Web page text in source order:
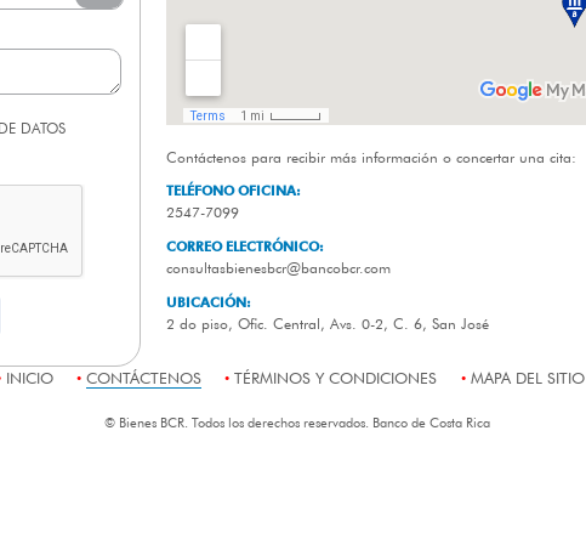
DATOS
Contáctenos para recibir más información o concertar una cita:
TELÉFONO OFICINA:
2547-7099
CORREO ELECTRÓNICO:
consultasbienesbcr@bancobcr.com
UBICACIÓN:
2 do piso, Ofic. Central, Avs. 0-2, C. 6, San José
INICIO CONTÁCTENOS TÉRMINOS Y CONDICIONES MAPA DEL SITIO
© Bienes BCR. Todos los derechos reservados. Banco de Costa Rica